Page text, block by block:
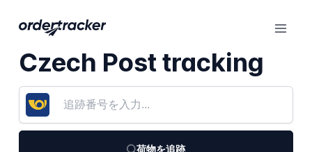
Czech Post tracking
荷物を追跡